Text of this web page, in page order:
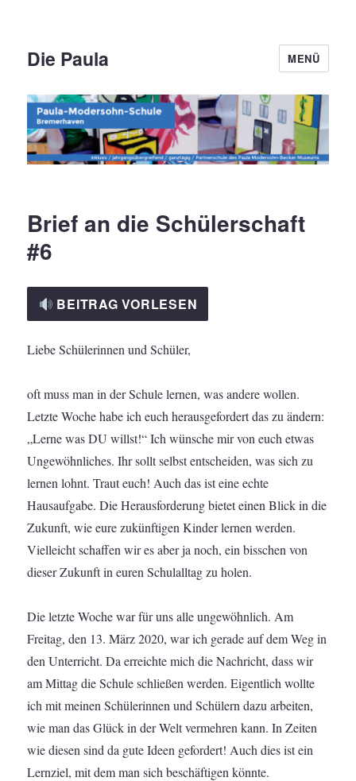
Die Paula MENÜ
Brief an die Schülerschaft
#6
BEITRAG VORLESEN
Liebe Schülerinnen und Schüler,
oft muss man in der Schule lernen, was andere wollen.
Letzte Woche habe ich euch herausgefordert das zu ändern:
„Lerne was DU willst!“ Ich wünsche mir von euch etwas
Ungewöhnliches. Ihr sollt selbst entscheiden, was sich zu
lernen lohnt. Traut euch! Auch das ist eine echte
Hausaufgabe. Die Herausforderung bietet einen Blick in die
Zukunft, wie eure zukünftigen Kinder lernen werden.
Vielleicht schaffen wir es aber ja noch, ein bisschen von
dieser Zukunft in euren Schulalltag zu holen.
Die letzte Woche war für uns alle ungewöhnlich. Am
Freitag, den 13. März 2020, war ich gerade auf dem Weg in
den Unterricht. Da erreichte mich die Nachricht, dass wir
am Mittag die Schule schließen werden. Eigentlich wollte
ich mit meinen Schülerinnen und Schülern dazu arbeiten,
wie man das Glück in der Welt vermehren kann. In Zeiten
wie diesen sind da gute Ideen gefordert! Auch dies ist ein
Lernziel, mit dem man sich beschäftigen könnte.